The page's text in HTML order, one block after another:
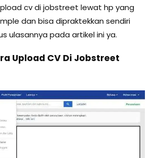
cv di jobstreet lewat hp yang
dan bisa dipraktekkan sendiri
ulasannya pada artikel ini ya.
Upload CV Di Jobstreet